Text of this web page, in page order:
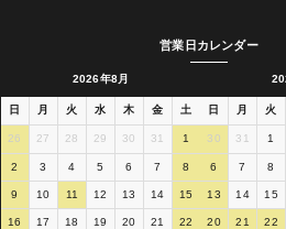
営業日カレンダー
2026年8月
日 月 火 水 木 金 土
26 27 28 29 30 31 1
2 3 4 5 6 7 8
9 10 11 12 13 14 15
16 17 18 19 20 21 22
日 月 火
30 31 1
6 7 8
13 14 15
20 21 22